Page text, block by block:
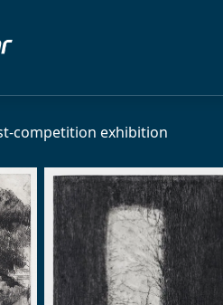
competition exhibition